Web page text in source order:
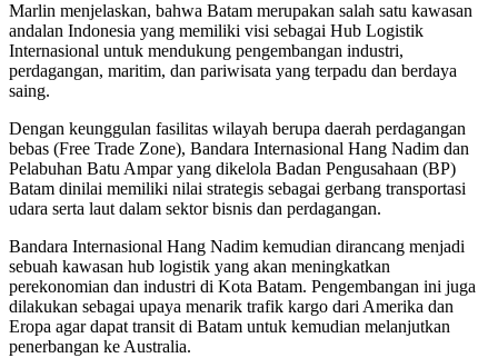
Marlin menjelaskan, bahwa Batam merupakan salah satu kawasan
andalan Indonesia yang memiliki visi sebagai Hub Logistik
Internasional untuk mendukung pengembangan industri,
perdagangan, maritim, dan pariwisata yang terpadu dan berdaya
saing.
Dengan keunggulan fasilitas wilayah berupa daerah perdagangan
bebas (Free Trade Zone), Bandara Internasional Hang Nadim dan
Pelabuhan Batu Ampar yang dikelola Badan Pengusahaan (BP)
Batam dinilai memiliki nilai strategis sebagai gerbang transportasi
udara serta laut dalam sektor bisnis dan perdagangan.
Bandara Internasional Hang Nadim kemudian dirancang menjadi
sebuah kawasan hub logistik yang akan meningkatkan
perekonomian dan industri di Kota Batam. Pengembangan ini juga
dilakukan sebagai upaya menarik trafik kargo dari Amerika dan
Eropa agar dapat transit di Batam untuk kemudian melanjutkan
penerbangan ke Australia.